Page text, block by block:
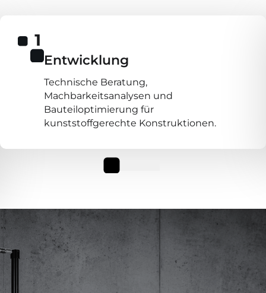
Entwicklung
Technische Beratung,
Machbarkeitsanalysen und
Bauteiloptimierung für
kunststoffgerechte Konstruktionen.